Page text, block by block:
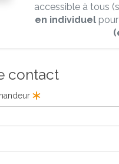
accessible à tous
en individuel pour
contact